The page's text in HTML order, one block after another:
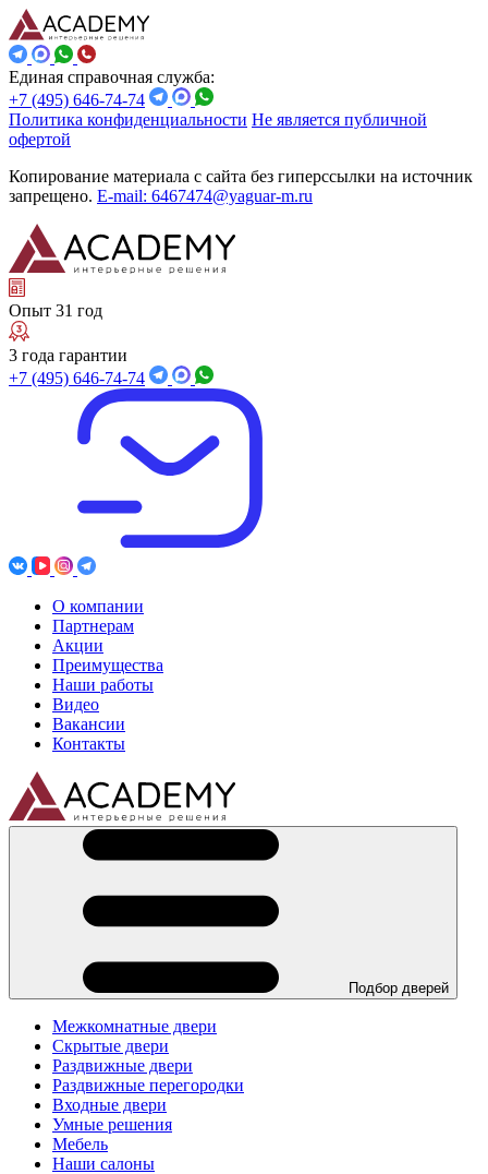
Единая справочная служба:
+7 (495) 646-74-74
Политика конфиденциальности Не является публичной
офертой
Копирование материала с сайта без гиперссылки на источник
запрещено. E-mail: 6467474@yaguar-m.ru
Опыт 31 год
3 года гарантии
+7 (495) 646-74-74
О компании
Партнерам
Акции
Преимущества
Наши работы
Видео
Вакансии
Контакты
Подбор дверей
Межкомнатные двери
Скрытые двери
Раздвижные двери
Раздвижные перегородки
Входные двери
Умные решения
Мебель
Наши салоны